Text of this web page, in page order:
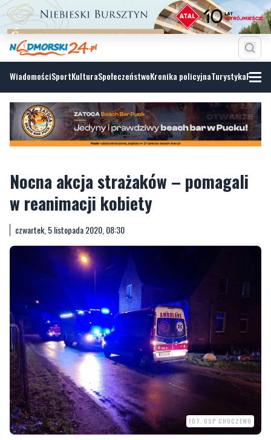
WiadomościSportKulturaSpołeczeństwoKronika policyjnaTurystyka
Nocna akcja strażaków – pomagali
czwartek, 5 listopada 2020, 08:30
FOT. OSP CHOCZEWO
Ruszyli do akcji nocą, by ratować życie człowieka. Strażacy-
ochotnicy z Choczewa wraz z kolegami ze straży z Wejherowa i